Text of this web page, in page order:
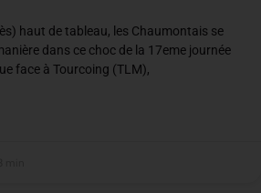
haut de tableau, les Chaumontais se
dans ce choc de la 17eme journée
face à Tourcoing (TLM),